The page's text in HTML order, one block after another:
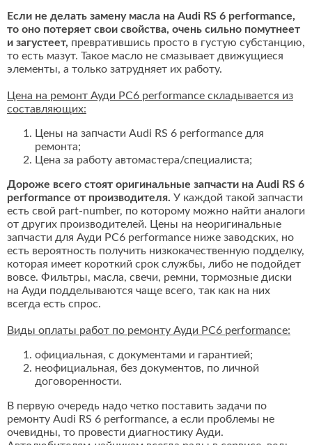
Если не делать замену масла на Audi RS 6 performance,
то оно потеряет свои свойства, очень сильно помутнеет
и загустеет, превратившись просто в густую субстанцию,
то есть мазут. Такое масло не смазывает движущиеся
элементы, а только затрудняет их работу.
Цена на ремонт Ауди РС6 performance складывается из
составляющих:
Цены на запчасти Audi RS 6 performance для
ремонта;
Цена за работу автомастера/специалиста;
Дороже всего стоят оригинальные запчасти на Audi RS 6
performance от производителя. У каждой такой запчасти
есть свой part-number, по которому можно найти аналоги
от других производителей. Цены на неоригинальные
запчасти для Ауди РС6 performance ниже заводских, но
есть вероятность получить низкокачественную подделку,
которая имеет короткий срок службы, либо не подойдет
вовсе. Фильтры, масла, свечи, ремни, тормозные диски
на Ауди подделываются чаще всего, так как на них
всегда есть спрос.
Виды оплаты работ по ремонту Ауди РС6 performance:
официальная, с документами и гарантией;
неофициальная, без документов, по личной
договоренности.
В первую очередь надо четко поставить задачи по
ремонту Audi RS 6 performance, а если проблемы не
очевидны, то провести диагностику Ауди.